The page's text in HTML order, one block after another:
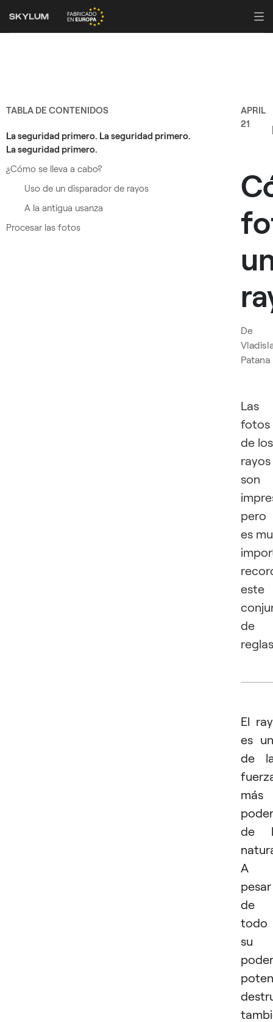
TABLA DE CONTENIDOS
La seguridad primero. La seguridad primero.
La seguridad primero.
¿Cómo se lleva a cabo?
Uso de un disparador de rayos
A la antigua usanza
Procesar las fotos
APRIL
21
De
Patana
Las
fotos
de los
rayos
son
pero
es
este
de
El
es
de
más
de
A
pesar
de
todo
su
poder